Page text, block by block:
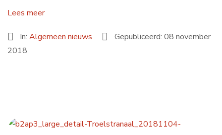
Lees meer
In:Algemeen nieuws
Gepubliceerd: 08 november
2018